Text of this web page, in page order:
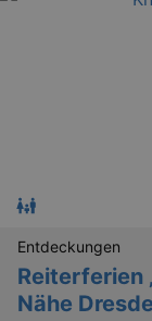
Entdeckungen
Reiterferien
Nähe